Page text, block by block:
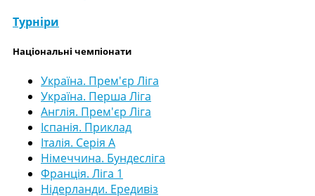
Турніри
Національні чемпіонати
Україна. Прем'єр Ліга
Україна. Перша Ліга
Англія. Прем'єр Ліга
Іспанія. Приклад
Італія. Серія А
Німеччина. Бундесліга
Франція. Ліга 1
Нідерланди. Ередивіз